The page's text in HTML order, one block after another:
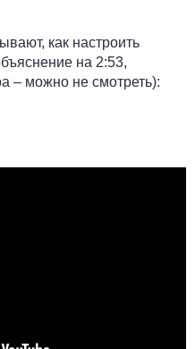
как настроить
на 2:53,
– можно не смотреть):